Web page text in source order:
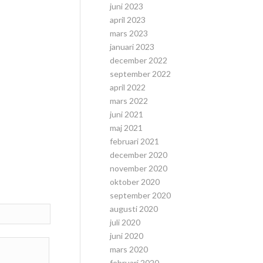
juni 2023
april 2023
mars 2023
januari 2023
december 2022
september 2022
april 2022
mars 2022
juni 2021
maj 2021
februari 2021
december 2020
november 2020
oktober 2020
september 2020
augusti 2020
juli 2020
juni 2020
mars 2020